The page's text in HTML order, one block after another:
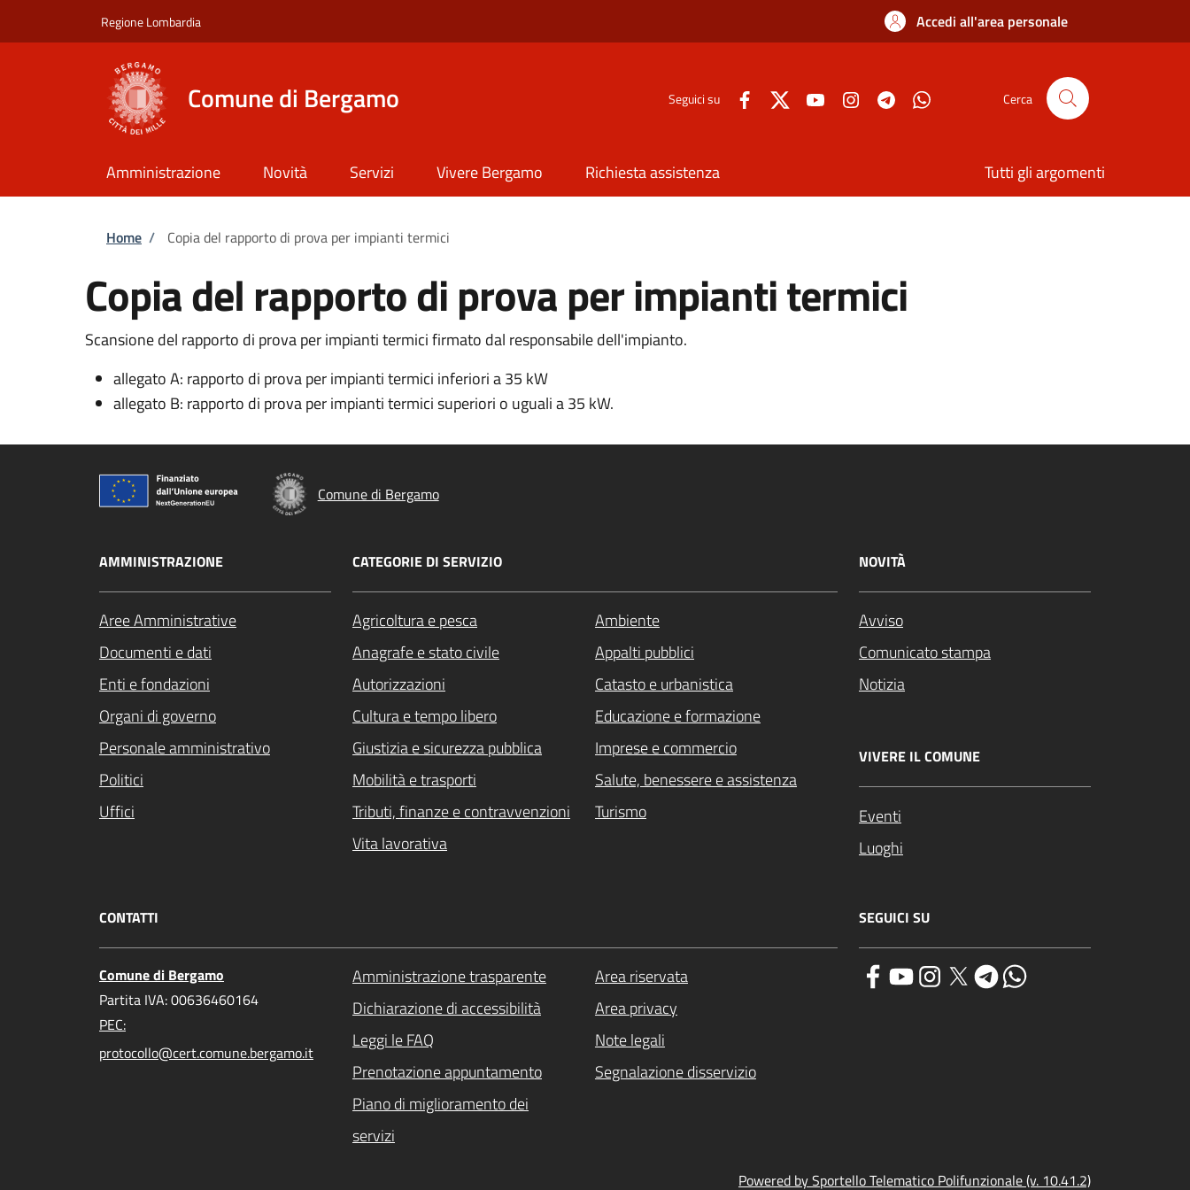
Regione Lombardia Accedi all'area personale
Comune di Bergamo Seguici su Cerca
Amministrazione Novità Servizi Vivere Bergamo Richiesta assistenza Tutti gli argomenti
Briciole di pane
Home / Copia del rapporto di prova per impianti termici
Copia del rapporto di prova per impianti termici
Scansione del rapporto di prova per impianti termici firmato dal responsabile dell'impianto.
allegato A: rapporto di prova per impianti termici inferiori a 35 kW
allegato B: rapporto di prova per impianti termici superiori o uguali a 35 kW.
Comune di Bergamo
AMMINISTRAZIONE
Aree Amministrative
Documenti e dati
Enti e fondazioni
Organi di governo
Personale amministrativo
Politici
Uffici
CATEGORIE DI SERVIZIO
Agricoltura e pesca
Ambiente
Anagrafe e stato civile
Appalti pubblici
Autorizzazioni
Catasto e urbanistica
Cultura e tempo libero
Educazione e formazione
Giustizia e sicurezza pubblica
Imprese e commercio
Mobilità e trasporti
Salute, benessere e assistenza
Tributi, finanze e contravvenzioni
Turismo
Vita lavorativa
NOVITÀ
Avviso
Comunicato stampa
Notizia
VIVERE IL COMUNE
Eventi
Luoghi
CONTATTI
Comune di Bergamo
Partita IVA: 00636460164
PEC:
protocollo@cert.comune.bergamo.it
Amministrazione trasparente
Area riservata
Dichiarazione di accessibilità
Area privacy
Leggi le FAQ
Note legali
Prenotazione appuntamento
Segnalazione disservizio
Piano di miglioramento dei
servizi
SEGUICI SU
Powered by Sportello Telematico Polifunzionale (v. 10.41.2)